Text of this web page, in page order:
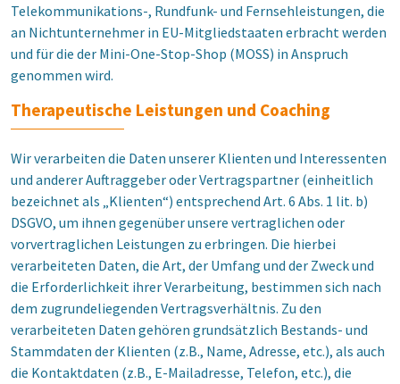
Telekommunikations-, Rundfunk- und Fernsehleistungen, die
an Nichtunternehmer in EU-Mitgliedstaaten erbracht werden
und für die der Mini-One-Stop-Shop (MOSS) in Anspruch
genommen wird.
Therapeutische Leistungen und Coaching
Wir verarbeiten die Daten unserer Klienten und Interessenten
und anderer Auftraggeber oder Vertragspartner (einheitlich
bezeichnet als „Klienten“) entsprechend Art. 6 Abs. 1 lit. b)
DSGVO, um ihnen gegenüber unsere vertraglichen oder
vorvertraglichen Leistungen zu erbringen. Die hierbei
verarbeiteten Daten, die Art, der Umfang und der Zweck und
die Erforderlichkeit ihrer Verarbeitung, bestimmen sich nach
dem zugrundeliegenden Vertragsverhältnis. Zu den
verarbeiteten Daten gehören grundsätzlich Bestands- und
Stammdaten der Klienten (z.B., Name, Adresse, etc.), als auch
die Kontaktdaten (z.B., E-Mailadresse, Telefon, etc.), die